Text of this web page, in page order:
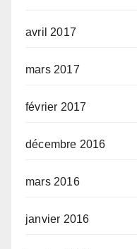
avril 2017
mars 2017
février 2017
décembre 2016
mars 2016
janvier 2016